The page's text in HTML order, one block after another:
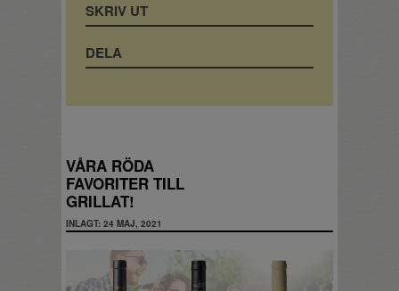
SKRIV UT
DELA
VÅRA RÖDA
FAVORITER TILL
GRILLAT!
INLAGT: 24 MAJ, 2021